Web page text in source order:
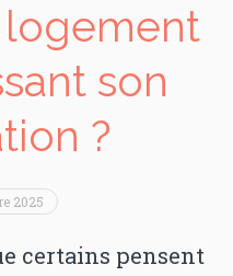
son
?
2025
certains pensent